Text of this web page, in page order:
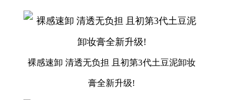
裸感速卸 清透无负担 且初第3代土豆泥卸妆
膏全新升级!